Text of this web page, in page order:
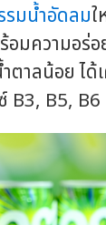
มน้ำอัดลม
มความอร่
าลน้อย ได้
B5, B6